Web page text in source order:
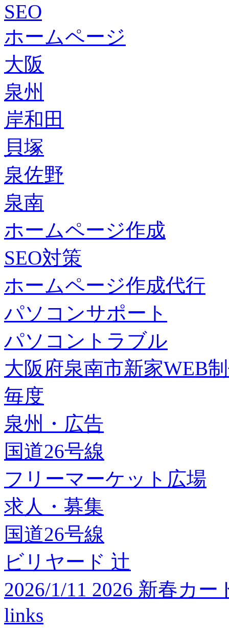
SEO
ホームページ
大阪
泉州
岸和田
貝塚
泉佐野
泉南
ホームページ作成
SEO対策
ホームページ作成代行
パソコンサポート
パソコントラブル
大阪府泉南市新家WEB
毎度
泉州・広告
国道26号線
フリーマーケット広場
求人・募集
国道26号線
ビリヤード 辻
2026/1/11 2026 新春カ
links